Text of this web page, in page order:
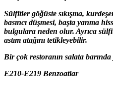
Sülfitler göğüste sıkışma,
basıncı düşmesi, başta yanma
bulgulara neden olur. Ayrıca
astım atağını tetikleyebilir.
Bir çok restoranın salata
E210-E219 Benzoatlar